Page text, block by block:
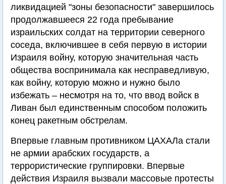
ликвидацией "зоны безопасности" завершилось
продолжавшееся 22 года пребывание
израильских солдат на территории северного
соседа, включившее в себя первую в истории
Израиля войну, которую значительная часть
общества воспринимала как несправедливую,
как войну, которую можно и нужно было
избежать – несмотря на то, что ввод войск в
Ливан был единственным способом положить
конец ракетным обстрелам.
Впервые главным противником ЦАХАЛа стали
не армии арабских государств, а
террористические группировки. Впервые
действия Израиля вызвали массовые протесты